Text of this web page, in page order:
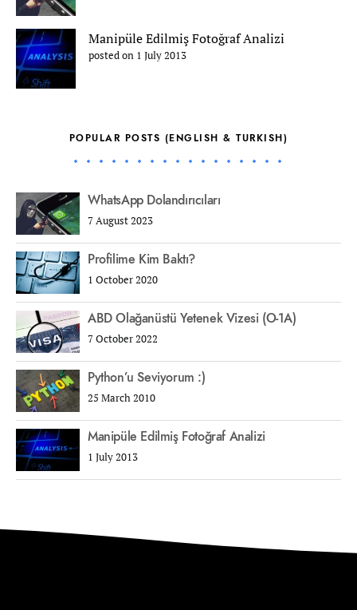
Manipüle Edilmiş Fotoğraf Analizi
posted on 1 July 2013
POPULAR POSTS (ENGLISH & TURKISH)
WhatsApp Dolandırıcıları
7 August 2023
Profilime Kim Baktı?
1 October 2020
ABD Olağanüstü Yetenek Vizesi (O-1A)
7 October 2022
Python’u Seviyorum :)
25 March 2010
Manipüle Edilmiş Fotoğraf Analizi
1 July 2013